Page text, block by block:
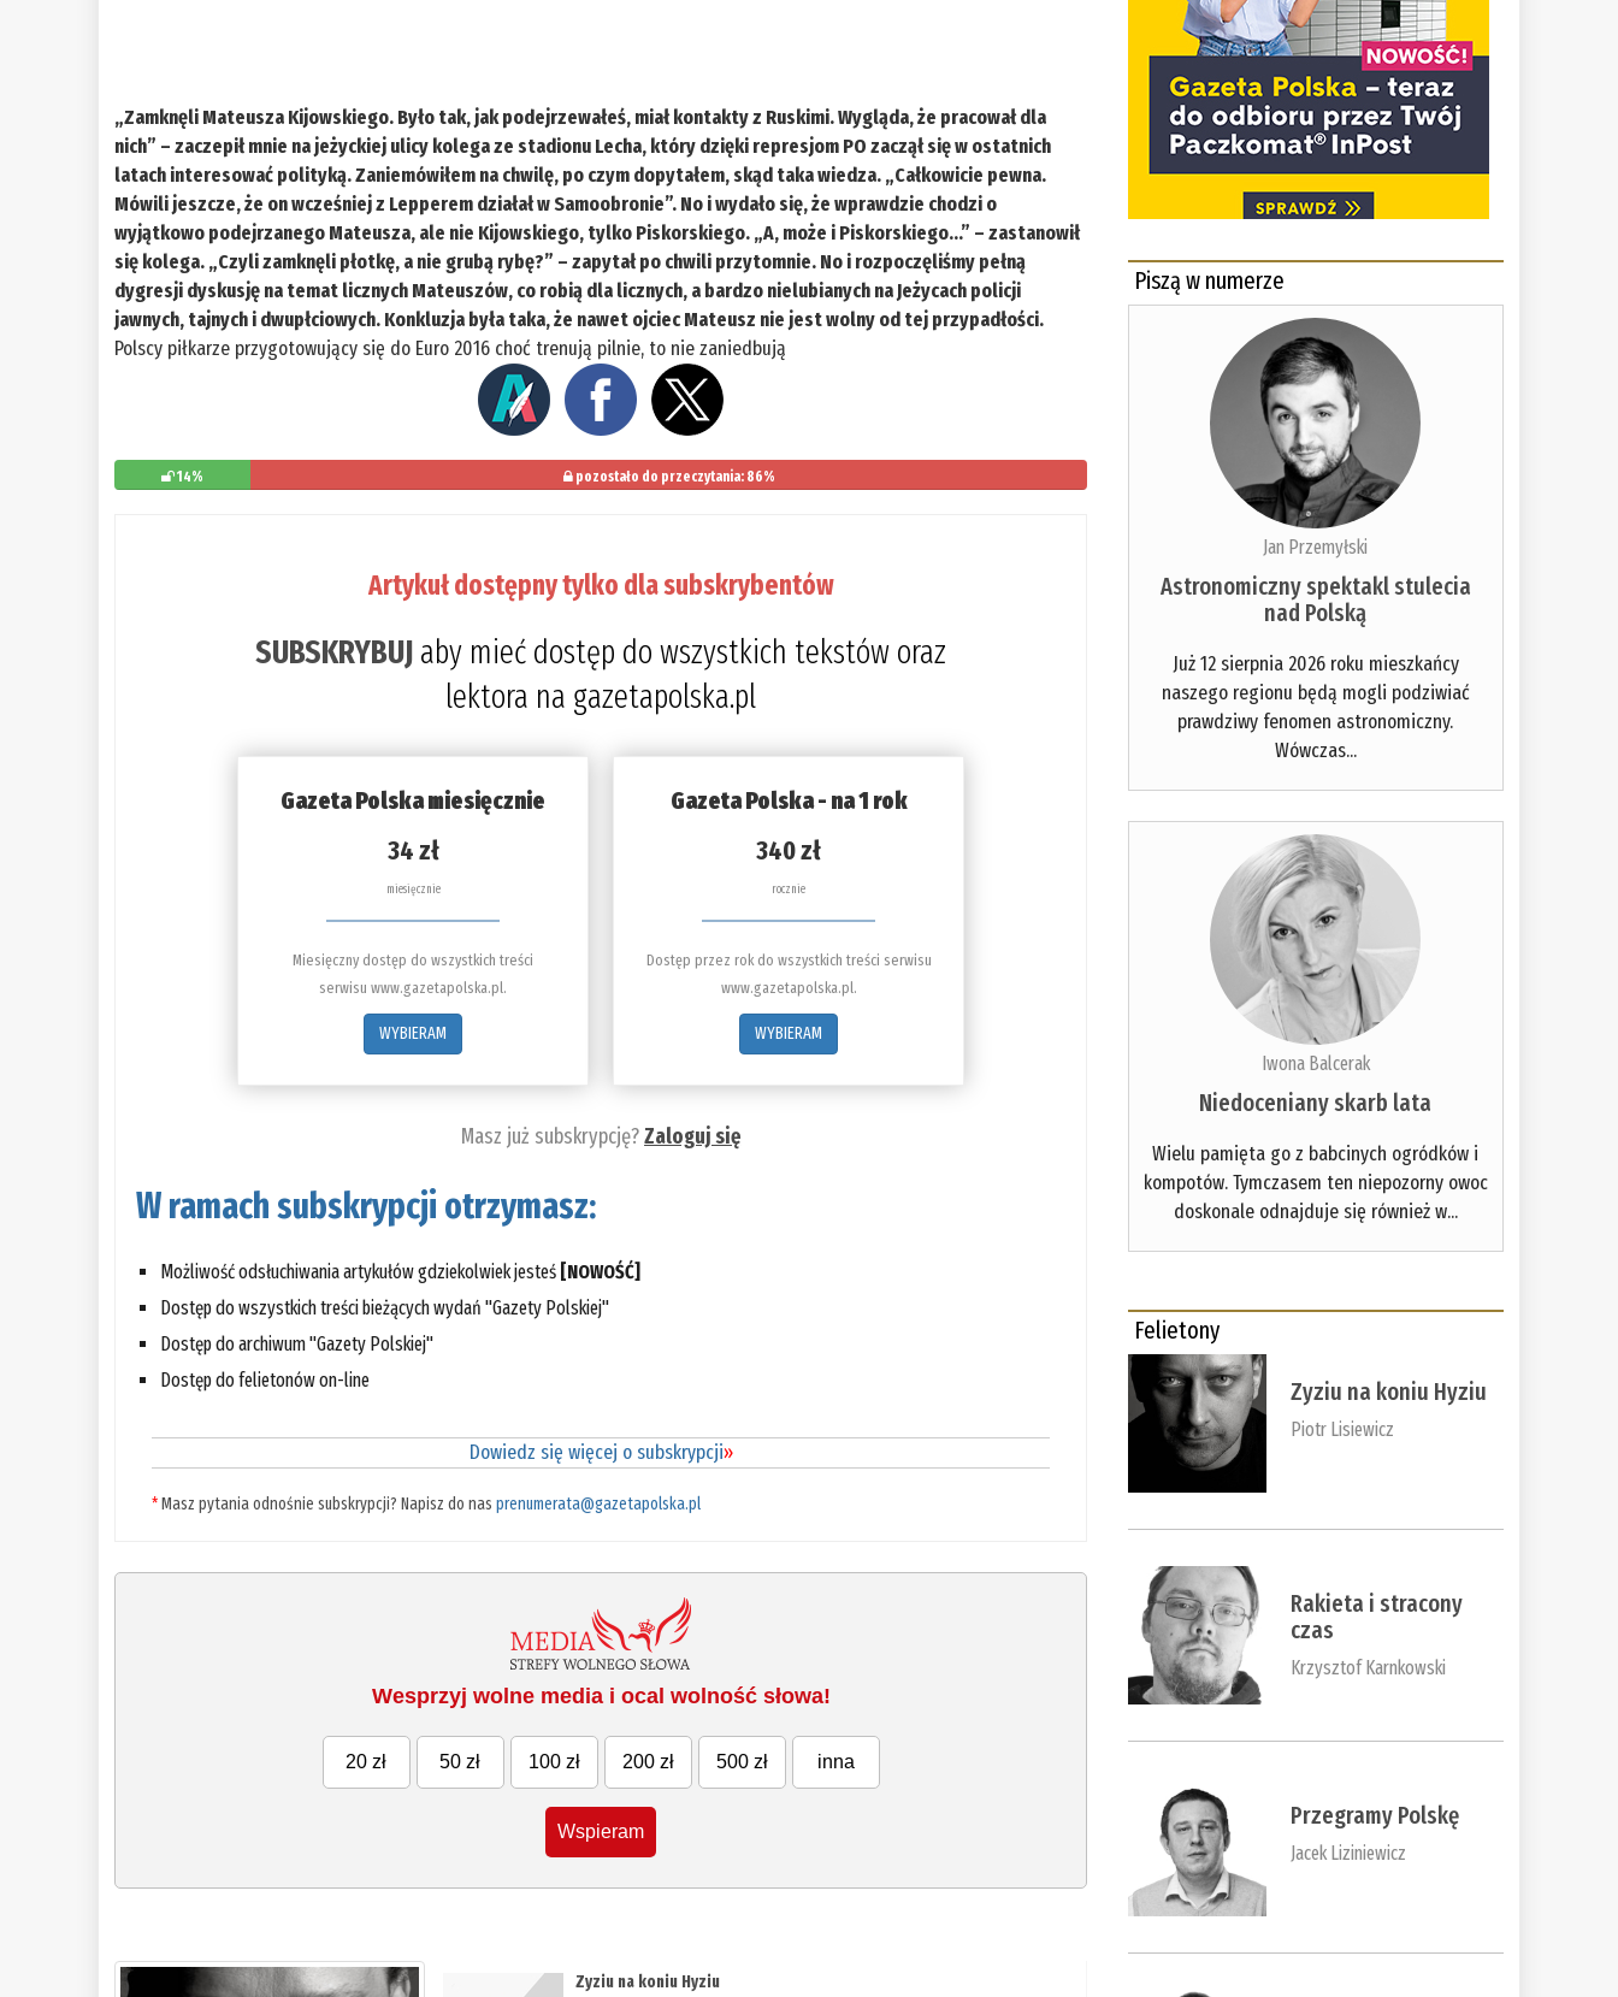
„Zamknęli Mateusza Kijowskiego. Było tak, jak podejrzewałeś, miał kontakty z Ruskimi. Wygląda, że pracował dla
nich” – zaczepił mnie na jeżyckiej ulicy kolega ze stadionu Lecha, który dzięki represjom PO zaczął się w ostatnich
latach interesować polityką. Zaniemówiłem na chwilę, po czym dopytałem, skąd taka wiedza. „Całkowicie pewna.
Mówili jeszcze, że on wcześniej z Lepperem działał w Samoobronie”. No i wydało się, że wprawdzie chodzi o
wyjątkowo podejrzanego Mateusza, ale nie Kijowskiego, tylko Piskorskiego. „A, może i Piskorskiego…” – zastanowił
się kolega. „Czyli zamknęli płotkę, a nie grubą rybę?” – zapytał po chwili przytomnie. No i rozpoczęliśmy pełną
dygresji dyskusję na temat licznych Mateuszów, co robią dla licznych, a bardzo nielubianych na Jeżycach policji
jawnych, tajnych i dwupłciowych. Konkluzja była taka, że nawet ojciec Mateusz nie jest wolny od tej przypadłości.
Polscy piłkarze przygotowujący się do Euro 2016 choć trenują pilnie, to nie zaniedbują
14% pozostało do przeczytania: 86%
Artykuł dostępny tylko dla subskrybentów
SUBSKRYBUJ aby mieć dostęp do wszystkich tekstów oraz
lektora na gazetapolska.pl
Gazeta Polska miesięcznie
34 zł
miesięcznie
Miesięczny dostęp do wszystkich treści
serwisu www.gazetapolska.pl.
WYBIERAM
Gazeta Polska - na 1 rok
340 zł
rocznie
Dostęp przez rok do wszystkich treści serwisu
www.gazetapolska.pl.
WYBIERAM
Masz już subskrypcję?Zaloguj się
W ramach subskrypcji otrzymasz:
Możliwość odsłuchiwania artykułów gdziekolwiek jesteś [NOWOŚĆ]
Dostęp do wszystkich treści bieżących wydań "Gazety Polskiej"
Dostęp do archiwum "Gazety Polskiej"
Dostęp do felietonów on-line
Dowiedz się więcej o subskrypcji»
*Masz pytania odnośnie subskrypcji? Napisz do nasprenumerata@gazetapolska.pl
Wesprzyj wolne media i ocal wolność słowa!
20 zł 50 zł 100 zł 200 zł 500 zł inna
Wspieram
Zyziu na koniu Hyziu
Piszą w numerze
Jan Przemyłski
Astronomiczny spektakl stulecia
nad Polską
Już 12 sierpnia 2026 roku mieszkańcy
naszego regionu będą mogli podziwiać
prawdziwy fenomen astronomiczny.
Wówczas...
Iwona Balcerak
Niedoceniany skarb lata
Wielu pamięta go z babcinych ogródków i
kompotów. Tymczasem ten niepozorny owoc
doskonale odnajduje się również w...
Felietony
Zyziu na koniu Hyziu
Piotr Lisiewicz
Rakieta i stracony
czas
Krzysztof Karnkowski
Przegramy Polskę
Jacek Liziniewicz